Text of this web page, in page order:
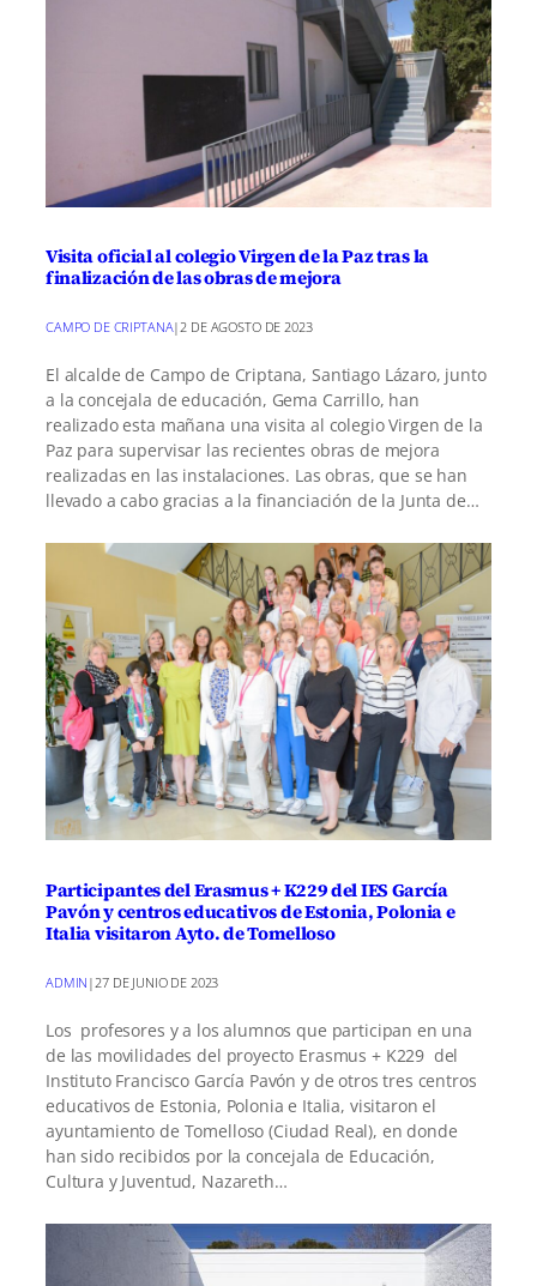
Visita oficial al colegio Virgen de la Paz tras la
finalización de las obras de mejora
CAMPO DE CRIPTANA| 2 DE AGOSTO DE 2023
El alcalde de Campo de Criptana, Santiago Lázaro, junto
a la concejala de educación, Gema Carrillo, han
realizado esta mañana una visita al colegio Virgen de la
Paz para supervisar las recientes obras de mejora
realizadas en las instalaciones. Las obras, que se han
llevado a cabo gracias a la financiación de la Junta de…
Participantes del Erasmus + K229 del IES García
Pavón y centros educativos de Estonia, Polonia e
Italia visitaron Ayto. de Tomelloso
ADMIN | 27 DE JUNIO DE 2023
Los profesores y a los alumnos que participan en una
de las movilidades del proyecto Erasmus + K229 del
Instituto Francisco García Pavón y de otros tres centros
educativos de Estonia, Polonia e Italia, visitaron el
ayuntamiento de Tomelloso (Ciudad Real), en donde
han sido recibidos por la concejala de Educación,
Cultura y Juventud, Nazareth…